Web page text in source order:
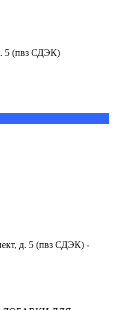
5 (пвз СДЭК)
д. 5 (пвз СДЭК) -